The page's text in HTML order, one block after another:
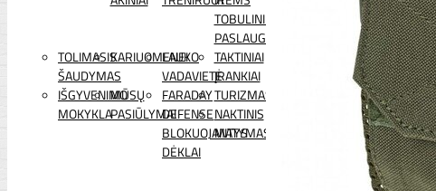
TOBULINIMO
PASLAUGOS
TOLIMASIS
ŠAUDYMAS
KARIUOMENEI
LAUKO
VADAVIETĖ
TAKTINIAI
ĮRANKIAI
IŠGYVENIMO
MOKYKLA
MŪSŲ
PASIŪLYMAI
FARADAY
DEFENSE
BLOKUOJANTYS
DĖKLAI
TURIZMAS
NAKTINIS
MATYMAS